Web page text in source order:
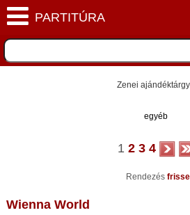
Zenei
egyéb
1 2 3 4
Rendezés
Wienna World